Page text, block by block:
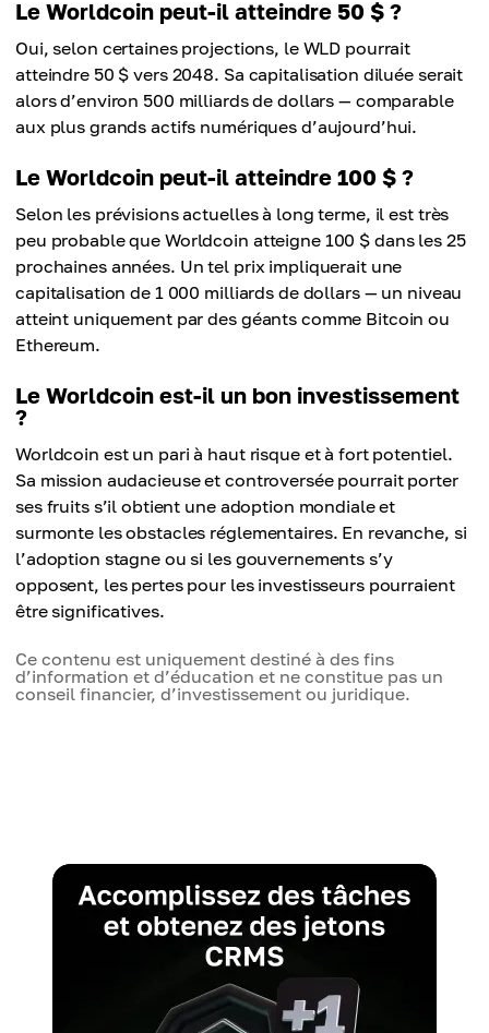
Le Worldcoin peut-il atteindre 50 $ ?
Oui, selon certaines projections, le WLD pourrait
atteindre 50 $ vers 2048. Sa capitalisation diluée serait
alors d’environ 500 milliards de dollars — comparable
aux plus grands actifs numériques d’aujourd’hui.
Le Worldcoin peut-il atteindre 100 $ ?
Selon les prévisions actuelles à long terme, il est très
peu probable que Worldcoin atteigne 100 $ dans les 25
prochaines années. Un tel prix impliquerait une
capitalisation de 1 000 milliards de dollars — un niveau
atteint uniquement par des géants comme Bitcoin ou
Ethereum.
Le Worldcoin est-il un bon investissement
?
Worldcoin est un pari à haut risque et à fort potentiel.
Sa mission audacieuse et controversée pourrait porter
ses fruits s’il obtient une adoption mondiale et
surmonte les obstacles réglementaires. En revanche, si
l’adoption stagne ou si les gouvernements s’y
opposent, les pertes pour les investisseurs pourraient
être significatives.
Ce contenu est uniquement destiné à des fins
d’information et d’éducation et ne constitue pas un
conseil financier, d’investissement ou juridique.